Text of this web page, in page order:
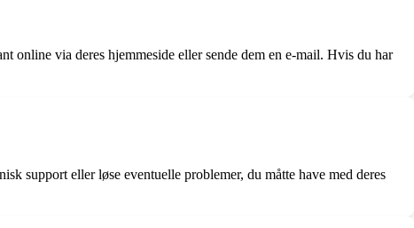
online via deres hjemmeside eller sende dem en e-mail. Hvis du har
support eller løse eventuelle problemer, du måtte have med deres